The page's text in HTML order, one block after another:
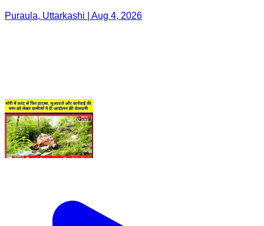
Puraula, Uttarkashi | Aug 4, 2026